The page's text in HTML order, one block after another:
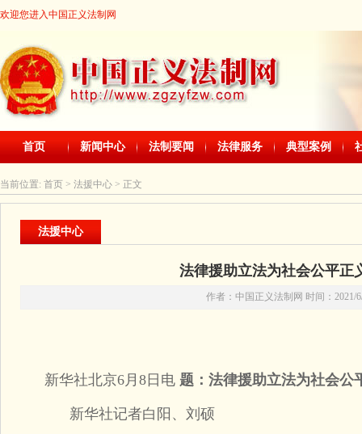
欢迎您进入中国正义法制网
首页 新闻中心 法制要闻 法律服务 典型案例
当前位置: 首页 > 法援中心 > 正文
法援中心
法律援助立法为社会公平正
作者：中国正义法制网 时间：2021/
新华社北京6月8日电 题：法律援助立法为社会公
新华社记者白阳、刘硕